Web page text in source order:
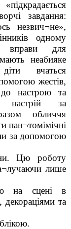
завдання:
незвич¬не»,
одному
вправи для
неабияке
вчаться
жестів,
до настрою та
настрій за
обличчя
пан¬томімічні
за допомогою
Цю роботу
лише
на сцені в
та